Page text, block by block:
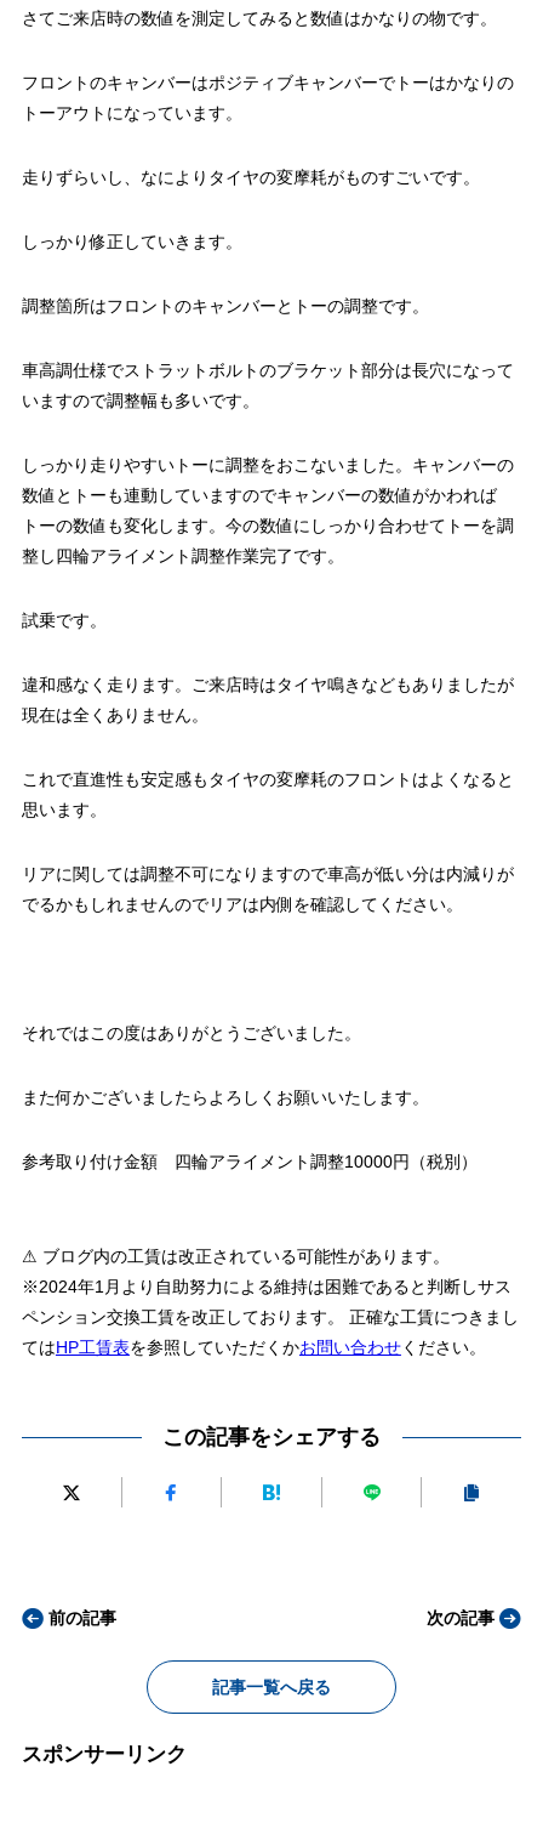
さてご来店時の数値を測定してみると数値はかなりの物です。
フロントのキャンバーはポジティブキャンバーでトーはかなりの
トーアウトになっています。
走りずらいし、なによりタイヤの変摩耗がものすごいです。
しっかり修正していきます。
調整箇所はフロントのキャンバーとトーの調整です。
車高調仕様でストラットボルトのブラケット部分は長穴になって
いますので調整幅も多いです。
しっかり走りやすいトーに調整をおこないました。キャンバーの
数値とトーも連動していますのでキャンバーの数値がかわれば
トーの数値も変化します。今の数値にしっかり合わせてトーを調
整し四輪アライメント調整作業完了です。
試乗です。
違和感なく走ります。ご来店時はタイヤ鳴きなどもありましたが
現在は全くありません。
これで直進性も安定感もタイヤの変摩耗のフロントはよくなると
思います。
リアに関しては調整不可になりますので車高が低い分は内減りが
でるかもしれませんのでリアは内側を確認してください。
それではこの度はありがとうございました。
また何かございましたらよろしくお願いいたします。
参考取り付け金額 四輪アライメント調整10000円（税別）
⚠ ブログ内の工賃は改正されている可能性があります。
※2024年1月より自助努力による維持は困難であると判断しサス
ペンション交換工賃を改正しております。 正確な工賃につきまし
てはHP工賃表を参照していただくかお問い合わせください。
この記事をシェアする
前の記事
記事一覧へ戻る
次の記事
スポンサーリンク